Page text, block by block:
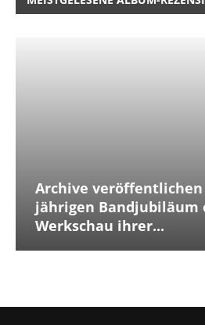
Archive veröffentlichen
jährigen Bandjubiläum
Werkschau ihrer...